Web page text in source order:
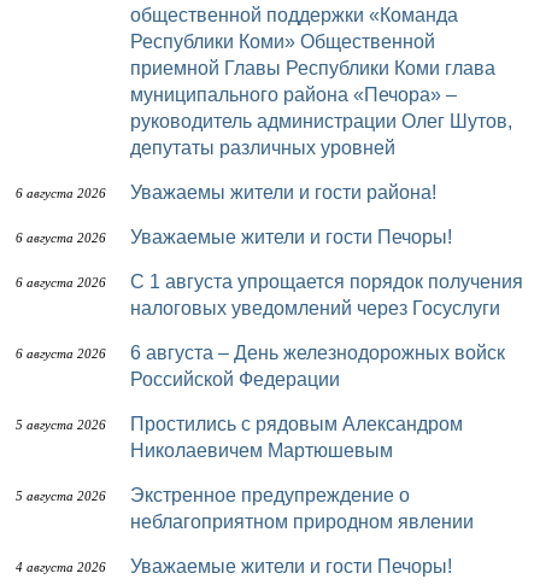
общественной поддержки «Команда
Республики Коми» Общественной
приемной Главы Республики Коми глава
муниципального района «Печора» –
руководитель администрации Олег Шутов,
депутаты различных уровней
6 августа 2026 Уважаемы жители и гости района!
6 августа 2026 Уважаемые жители и гости Печоры!
6 августа 2026
С 1 августа упрощается порядок получения
налоговых уведомлений через Госуслуги
6 августа 2026
6 августа – День железнодорожных войск
Российской Федерации
5 августа 2026
Простились с рядовым Александром
Николаевичем Мартюшевым
5 августа 2026
Экстренное предупреждение о
неблагоприятном природном явлении
4 августа 2026 Уважаемые жители и гости Печоры!